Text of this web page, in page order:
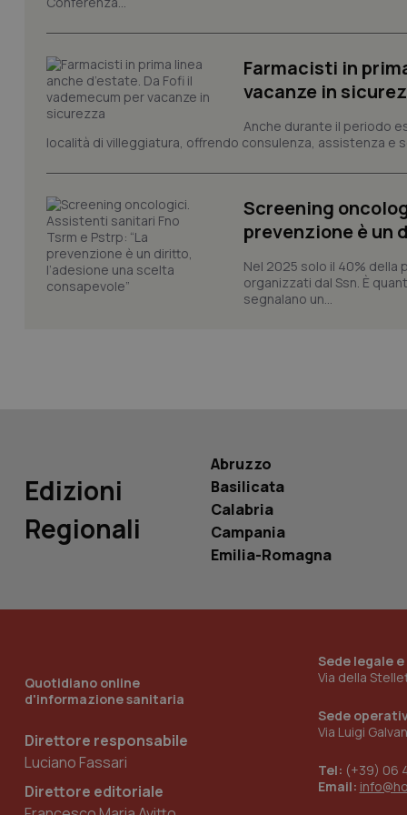
Farmacisti in
vacanze in
Anche durante il periodo
località di villeggiatura, offrendo consulenza, assistenza e
Screening
prevenzione è un
Nel 2025 solo il 40% della
organizzati dal Ssn. È
segnalano un...
Edizioni
Regionali
Abruzzo
Basilicata
Calabria
Campania
Emilia-Romagna
Quotidiano online
d'informazione sanitaria
Direttore responsabile
Luciano Fassari
Direttore editoriale
Sede legale
Via della
Sede
Via Luigi
Tel: (+39) 06
Email:
tracking-sites-
tracking-sites-
session-id
_ga
Nome
YSC